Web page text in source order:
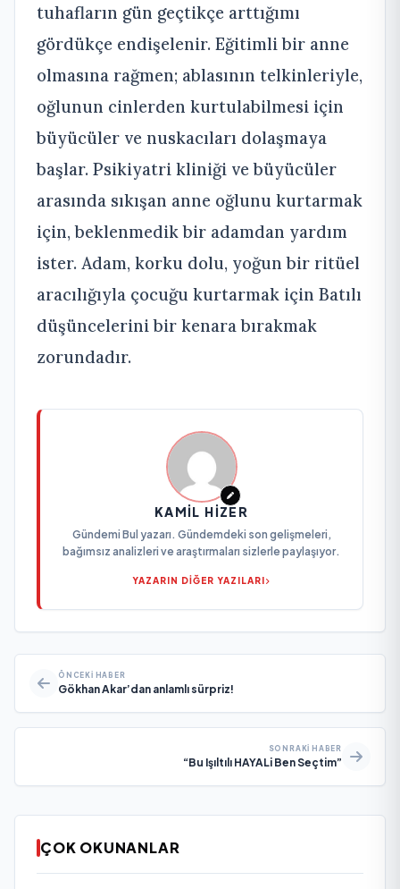
tuhafların gün geçtikçe arttığımı
gördükçe endişelenir. Eğitimli bir anne
olmasına rağmen; ablasının telkinleriyle,
oğlunun cinlerden kurtulabilmesi için
büyücüler ve nuskacıları dolaşmaya
başlar. Psikiyatri kliniği ve büyücüler
arasında sıkışan anne oğlunu kurtarmak
için, beklenmedik bir adamdan yardım
ister. Adam, korku dolu, yoğun bir ritüel
aracılığıyla çocuğu kurtarmak için Batılı
düşüncelerini bir kenara bırakmak
zorundadır.
KAMIL HIZER
Gündemi Bul yazarı. Gündemdeki son gelişmeleri,
bağımsız analizleri ve araştırmaları sizlerle paylaşıyor.
YAZARIN DİĞER YAZILARI
ÖNCEKI HABER
Gökhan Akar’dan anlamlı sürpriz!
SONRAKI HABER
“Bu Işıltılı HAYALi Ben Seçtim”
ÇOK OKUNANLAR